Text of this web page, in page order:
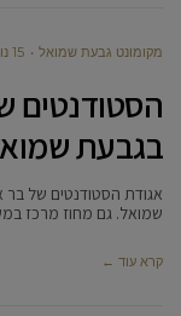
מקומונט גבעת שמואל 15 נובמבר, 2017
הסטודנטים
בגבעת
אגודת הסטודנטים של בר
שמואל. גם מחוז מרכז
קרא עוד ←